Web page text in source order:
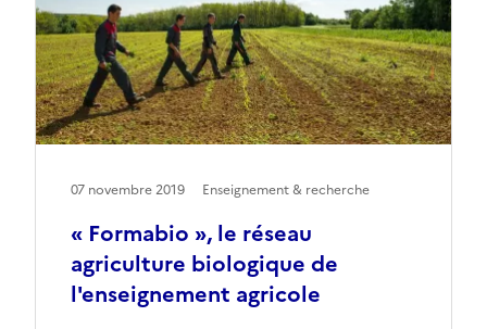
« Formabio », le réseau
agriculture biologique de
l'enseignement agricole
07 novembre 2019 Enseignement & recherche